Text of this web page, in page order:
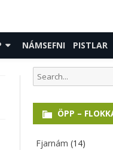
to
content
Í
NÁMSEFNI PISTLAR
Search
for:
ÖPP –
Fjarnám (14)